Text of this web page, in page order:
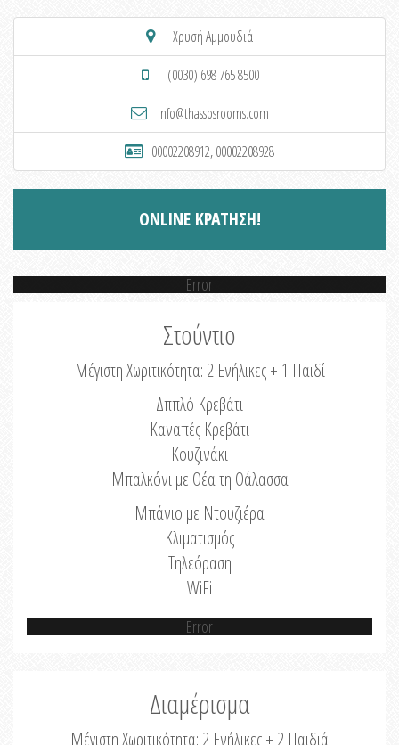
Χρυσή Αμμουδιά
(0030) 698 765 8500
info@thassosrooms.com
00002208912, 00002208928
ONLINE ΚΡΑΤΗΣΗ!
Error
Στούντιο
Μέγιστη Χωριτικότητα: 2 Ενήλικες + 1 Παιδί
Δππλό Κρεβάτι
Καναπές Κρεβάτι
Κουζινάκι
Μπαλκόνι με Θέα τη Θάλασσα
Μπάνιο με Ντουζιέρα
Κλιματισμός
Τηλεόραση
WiFi
Error
Διαμέρισμα
Μέγιστη Χωριτικότητα: 2 Ενήλικες + 2 Παιδιά